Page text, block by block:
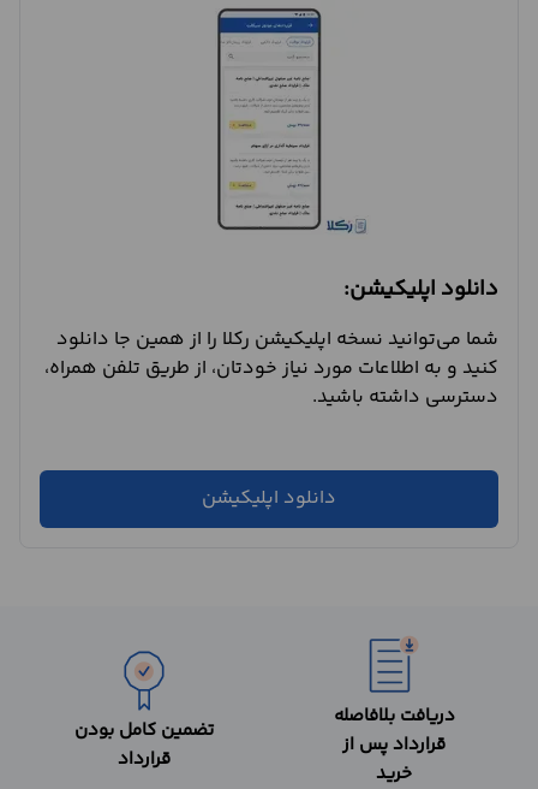
دانلود اپلیکیشن:
شما می‌توانید نسخه اپلیکیشن رکلا را از همین جا دانلود
کنید و به اطلاعات مورد نیاز خودتان، از طریق تلفن همراه،
دسترسی داشته باشید.
دانلود اپلیکیشن
دریافت بلافاصله
قرارداد پس از
خرید
تضمین کامل بودن
قرارداد